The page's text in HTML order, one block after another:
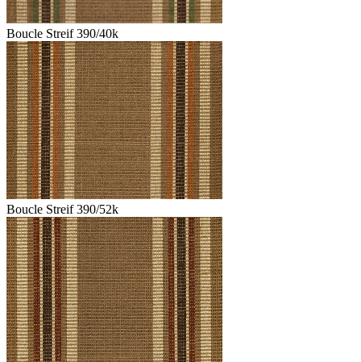
Boucle Streif 390/40k
Boucle Streif 390/52k